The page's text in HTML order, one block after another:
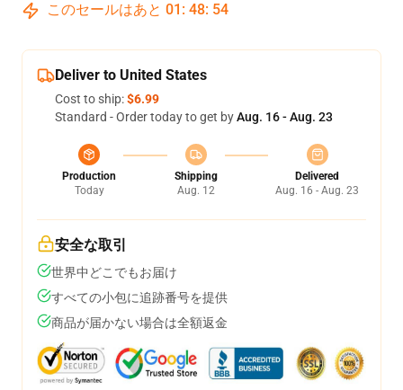
このセールはあと 01 : 48: 54
Deliver to United States
Cost to ship:$6.99
Standard - Order today to get byAug. 16 - Aug. 23
Production
Today
Shipping
Aug. 12
Delivered
Aug. 16 - Aug. 23
安全な取引
世界中どこでもお届け
すべての小包に追跡番号を提供
商品が届かない場合は全額返金